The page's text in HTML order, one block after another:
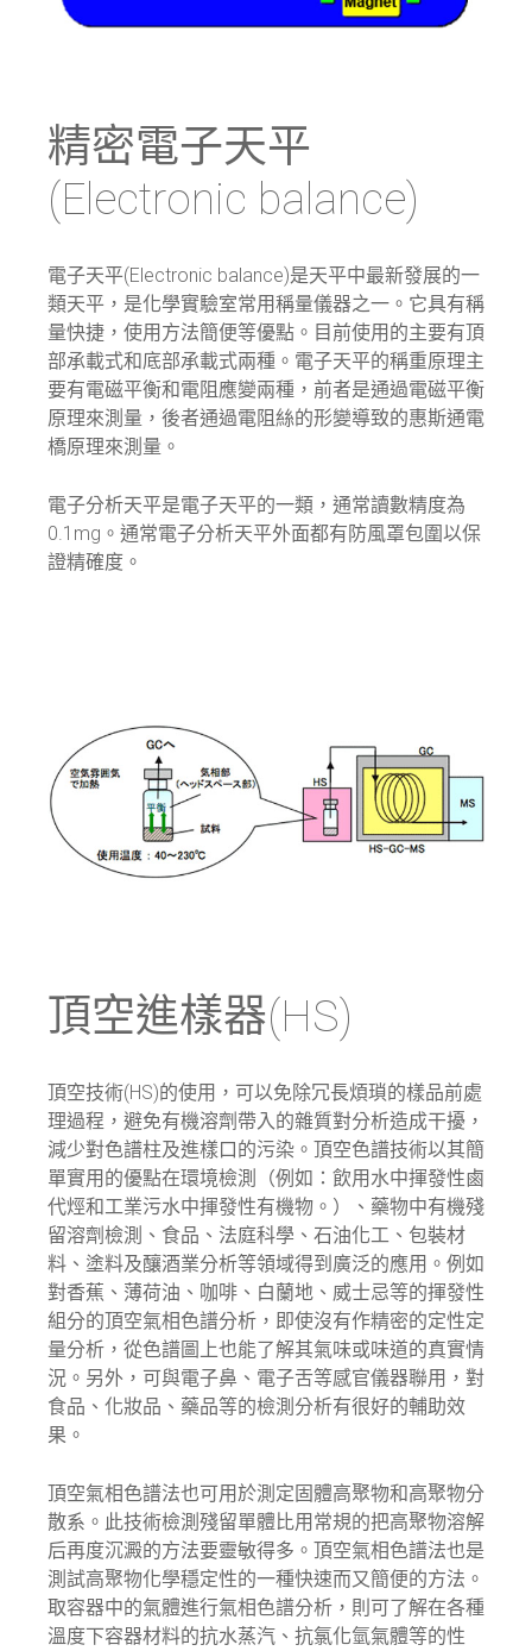
精密電子天平
(Electronic balance)
電子天平(Electronic balance)是天平中最新發展的一
類天平，是化學實驗室常用稱量儀器之一。它具有稱
量快捷，使用方法簡便等優點。目前使用的主要有頂
部承載式和底部承載式兩種。電子天平的稱重原理主
要有電磁平衡和電阻應變兩種，前者是通過電磁平衡
原理來測量，後者通過電阻絲的形變導致的惠斯通電
橋原理來測量。
電子分析天平是電子天平的一類，通常讀數精度為
0.1mg。通常電子分析天平外面都有防風罩包圍以保
證精確度。
頂空進樣器(HS)
頂空技術(HS)的使用，可以免除冗長煩瑣的樣品前處
理過程，避免有機溶劑帶入的雜質對分析造成干擾，
減少對色譜柱及進樣口的污染。頂空色譜技術以其簡
單實用的優點在環境檢測（例如：飲用水中揮發性鹵
代烴和工業污水中揮發性有機物。）、藥物中有機殘
留溶劑檢測、食品、法庭科學、石油化工、包裝材
料、塗料及釀酒業分析等領域得到廣泛的應用。例如
對香蕉、薄荷油、咖啡、白蘭地、威士忌等的揮發性
組分的頂空氣相色譜分析，即使沒有作精密的定性定
量分析，從色譜圖上也能了解其氣味或味道的真實情
況。另外，可與電子鼻、電子舌等感官儀器聯用，對
食品、化妝品、藥品等的檢測分析有很好的輔助效
果。
頂空氣相色譜法也可用於測定固體高聚物和高聚物分
散系。此技術檢測殘留單體比用常規的把高聚物溶解
后再度沉澱的方法要靈敏得多。頂空氣相色譜法也是
測試高聚物化學穩定性的一種快速而又簡便的方法。
取容器中的氣體進行氣相色譜分析，則可了解在各種
溫度下容器材料的抗水蒸汽、抗氯化氫氣體等的性